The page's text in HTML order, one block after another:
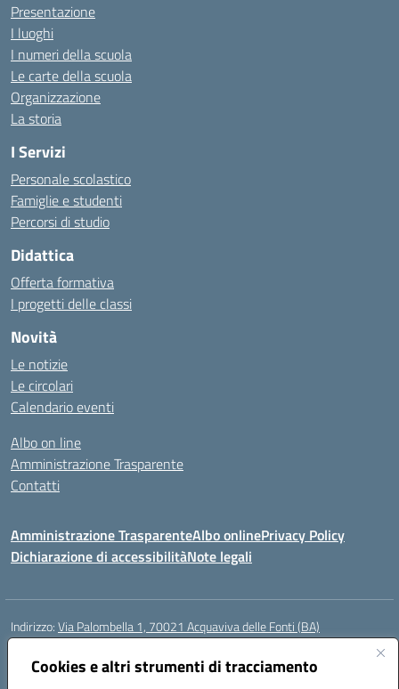
Cookies e altri strumenti di tracciamento
Presentazione
I luoghi
I numeri della scuola
Le carte della scuola
Organizzazione
La storia
I Servizi
Personale scolastico
Famiglie e studenti
Percorsi di studio
Didattica
Offerta formativa
I progetti delle classi
Novità
Le notizie
Le circolari
Calendario eventi
Albo on line
Amministrazione Trasparente
Contatti
Amministrazione TrasparenteAlbo onlinePrivacy Policy
Dichiarazione di accessibilitàNote legali
Indirizzo:Via Palombella 1, 70021 Acquaviva delle Fonti (BA)
Centralino:
Posta elettronica certificata (PEC):baic89400e@pec.istruzione.it